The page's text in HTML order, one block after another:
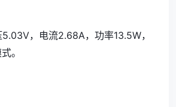
，电流2.68A，功率13.5W，
。